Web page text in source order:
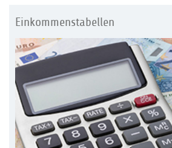
Einkommenstabellen